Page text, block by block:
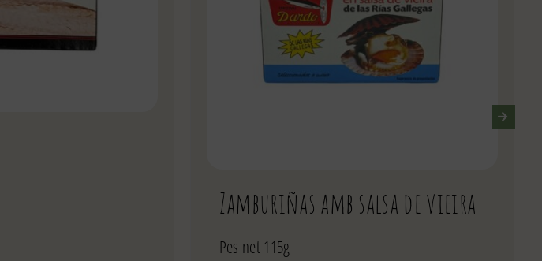
Zamburiñas amb salsa de vieira
Pes net 115g